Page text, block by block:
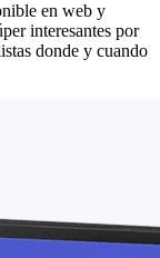
en web y
interesantes por
donde y cuando